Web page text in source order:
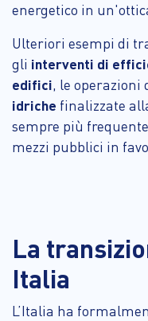
energetico in
Ulteriori esempi di
gli interventi di
edifici, le operazioni
idriche finalizzate
sempre più
mezzi pubblici in
La
Italia
L’Italia ha